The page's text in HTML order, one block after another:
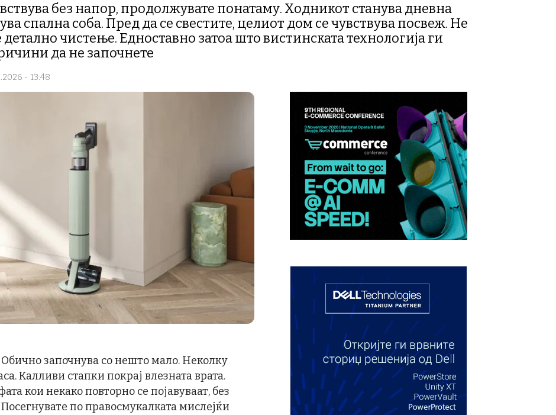
без напор, продолжувате понатаму. Ходникот станува дневна
спална соба. Пред да се свестите, целиот дом се чувствува посвеж. Не
чистење. Едноставно затоа што вистинската технологија ги
да не започнете
- 13:48
Обично започнува со нешто мало. Неколку
Калливи стапки покрај влезната врата.
кои некако повторно се појавуваат, без
по правосмукалката мислејќи